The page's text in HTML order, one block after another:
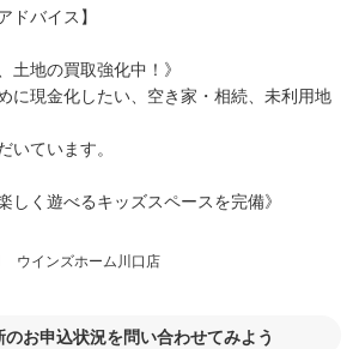
ドバイス】
土地の買取強化中！》
に現金化したい、空き家・相続、未利用地
ています。
しく遊べるキッズスペースを完備》
ウインズホーム川口店
お申込状況を問い合わせてみよう